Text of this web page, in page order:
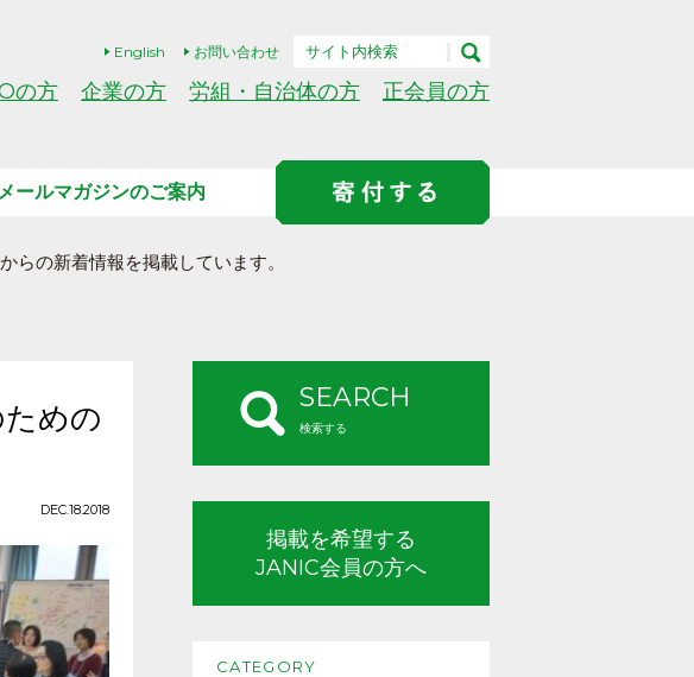
English お問い合わせ
の方 企業の方 労組・自治体の方 正会員の方
ールマガジンのご案内
らの新着情報を掲載しています。
めの
DEC.18.2018
SEARCH
検索する
掲載を希望する
JANIC会員の方へ
CATEGORY